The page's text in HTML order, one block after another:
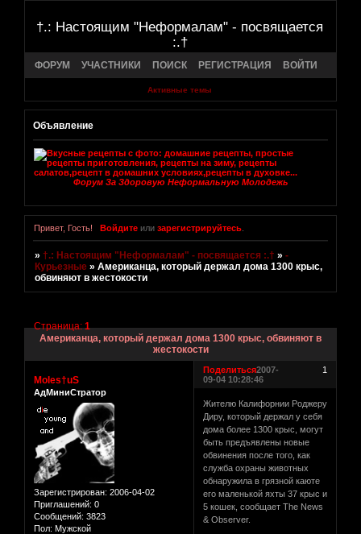
†.: Настоящим "Неформалам" - посвящается
:.†
ФОРУМ УЧАСТНИКИ ПОИСК РЕГИСТРАЦИЯ ВОЙТИ
Активные темы
Объявление
Форум За Здоровую Неформальную Молодежь
Привет, Гость! Войдитеили зарегистрируйтесь.
»†.: Настоящим "Неформалам" - посвящается :.† »-
Курьезные »Американца, который держал дома 1300 крыс,
обвиняют в жестокости
Американца, который держал дома 1300 крыс, обвиняют в
жестокости
Страница:1
Поделиться 1
2007-
09-04 10:28:46
Moles†uS
АдМиниСтратор
Зарегистрирован: 2006-04-02
Приглашений: 0
Сообщений: 3823
Пол: Мужской
Жителю Калифорнии Роджеру
Диру, который держал у себя
дома более 1300 крыс, могут
быть предъявлены новые
обвинения после того, как
служба охраны животных
обнаружила в грязной каюте
его маленькой яхты 37 крыс и
5 кошек, сообщает The News
& Observer.